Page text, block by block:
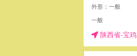
外形：一般
一般
陕西省-宝鸡